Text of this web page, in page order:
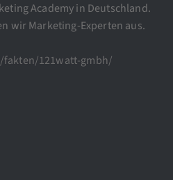
Academy in Deutschland.
wir Marketing-Experten aus.
121watt-gmbh/